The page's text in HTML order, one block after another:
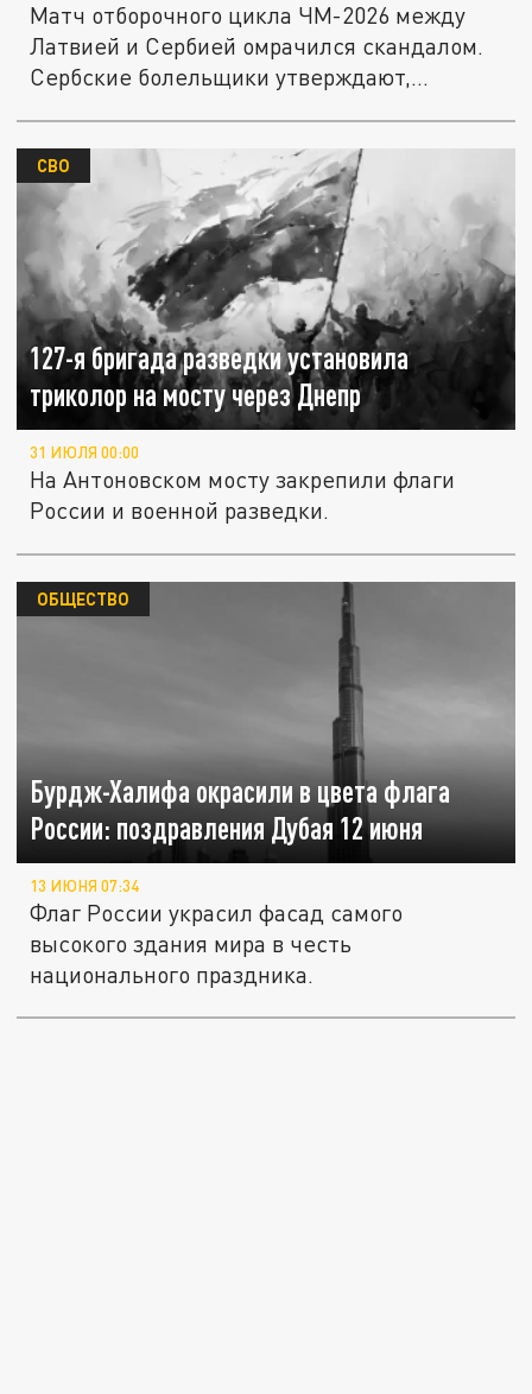
Матч отборочного цикла ЧМ-2026 между
Латвией и Сербией омрачился скандалом.
Сербские болельщики утверждают,...
127-я бригада разведки установила
триколор на мосту через Днепр
СВО
31 ИЮЛЯ 00:00
На Антоновском мосту закрепили флаги
России и военной разведки.
Бурдж-Халифа окрасили в цвета флага
России: поздравления Дубая 12 июня
ОБЩЕСТВО
13 ИЮНЯ 07:34
Флаг России украсил фасад самого
высокого здания мира в честь
национального праздника.